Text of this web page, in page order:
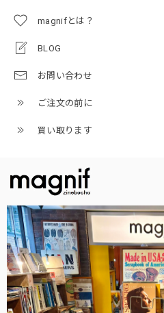
magnifとは？
BLOG
お問い合わせ
ご注文の前に
買い取ります